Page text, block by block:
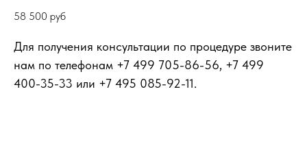
58 500 руб
Для получения консультации по процедуре звоните
нам по телефонам +7 499 705-86-56, +7 499
400-35-33 или +7 495 085-92-11.